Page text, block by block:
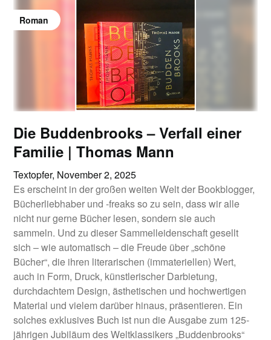
Roman
Die Buddenbrooks – Verfall einer
Familie | Thomas Mann
Textopfer, November 2, 2025
Es erscheint in der großen weiten Welt der Bookblogger,
Bücherliebhaber und -freaks so zu sein, dass wir alle
nicht nur gerne Bücher lesen, sondern sie auch
sammeln. Und zu dieser Sammelleidenschaft gesellt
sich – wie automatisch – die Freude über „schöne
Bücher“, die ihren literarischen (immateriellen) Wert,
auch in Form, Druck, künstlerischer Darbietung,
durchdachtem Design, ästhetischen und hochwertigen
Material und vielem darüber hinaus, präsentieren. Ein
solches exklusives Buch ist nun die Ausgabe zum 125-
jährigen Jubiläum des Weltklassikers „Buddenbrooks“